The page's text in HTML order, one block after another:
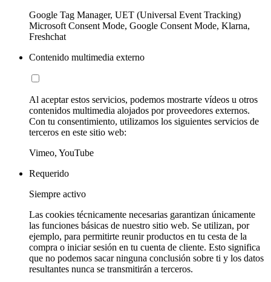
Google Tag Manager, UET (Universal Event Tracking)
Microsoft Consent Mode, Google Consent Mode, Klarna,
Freshchat
Contenido multimedia externo
Al aceptar estos servicios, podemos mostrarte vídeos u otros
contenidos multimedia alojados por proveedores externos.
Con tu consentimiento, utilizamos los siguientes servicios de
terceros en este sitio web:
Vimeo, YouTube
Requerido
Siempre activo
Las cookies técnicamente necesarias garantizan únicamente
las funciones básicas de nuestro sitio web. Se utilizan, por
ejemplo, para permitirte reunir productos en tu cesta de la
compra o iniciar sesión en tu cuenta de cliente. Esto significa
que no podemos sacar ninguna conclusión sobre ti y los datos
resultantes nunca se transmitirán a terceros.